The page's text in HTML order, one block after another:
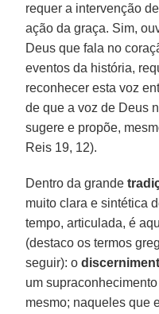
requer a intervenção
ação da graça. Sim,
Deus que fala no
eventos da história,
reconhecer esta voz
de que a voz de Deus
sugere e propõe,
Reis 19, 12).
Dentro da grande
muito clara e sintética
tempo, articulada, é
(destaco os termos
seguir): o
um
mesmo; naqueles que